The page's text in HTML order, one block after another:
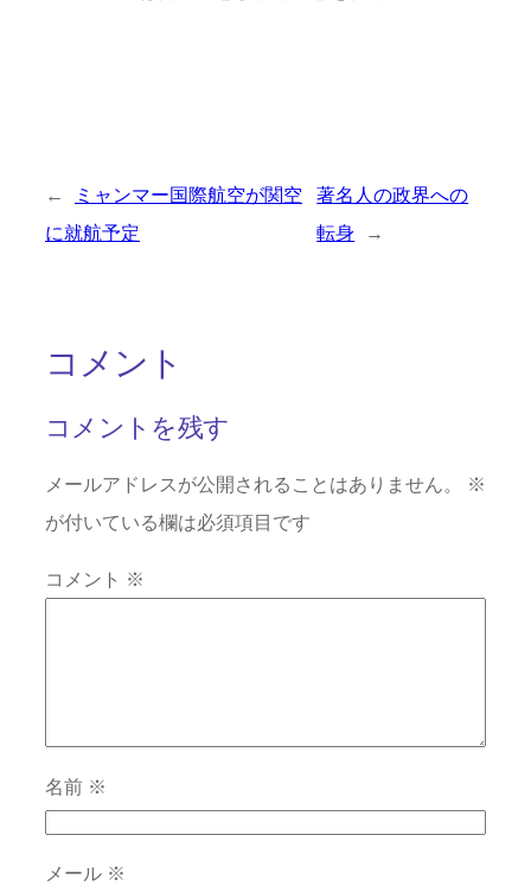
←
ミャンマー国際航空が関空
に就航予定
著名人の政界への
転身
→
コメント
コメントを残す
メールアドレスが公開されることはありません。
※
が付いている欄は必須項目です
コメント ※
名前 ※
メール ※